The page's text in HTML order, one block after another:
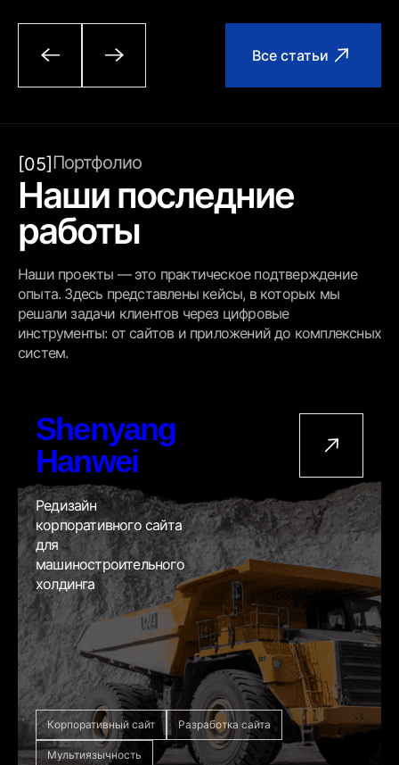
Все статьи
[05]Портфолио
Наши последние
работы
Наши проекты — это практическое подтверждение
опыта. Здесь представлены кейсы, в которых мы
решали задачи клиентов через цифровые
инструменты: от сайтов и приложений до комплексных
систем.
Shenyang
Hanwei
Редизайн
корпоративного сайта
для
машиностроительного
холдинга
Корпоративный сайт Разработка сайта
Мультиязычность